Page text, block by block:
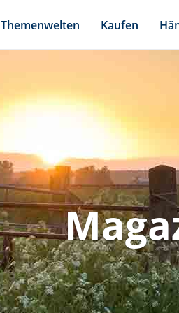
Themenwelten Kaufen